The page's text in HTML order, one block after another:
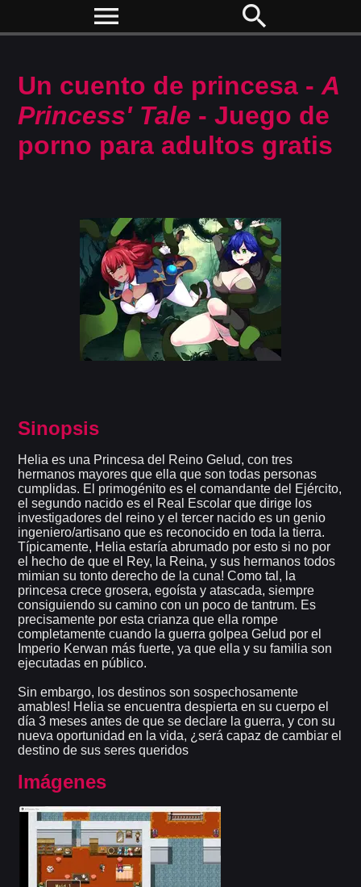
menu search
Un cuento de princesa -A
Princess' Tale - Juego de
porno para adultos gratis
Sinopsis
Helia es una Princesa del Reino Gelud, con tres
hermanos mayores que ella que son todas personas
cumplidas. El primogénito es el comandante del Ejército,
el segundo nacido es el Real Escolar que dirige los
investigadores del reino y el tercer nacido es un genio
ingeniero/artisano que es reconocido en toda la tierra.
Típicamente, Helia estaría abrumado por esto si no por
el hecho de que el Rey, la Reina, y sus hermanos todos
mimian su tonto derecho de la cuna! Como tal, la
princesa crece grosera, egoísta y atascada, siempre
consiguiendo su camino con un poco de tantrum. Es
precisamente por esta crianza que ella rompe
completamente cuando la guerra golpea Gelud por el
Imperio Kerwan más fuerte, ya que ella y su familia son
ejecutadas en público.
Sin embargo, los destinos son sospechosamente
amables! Helia se encuentra despierta en su cuerpo el
día 3 meses antes de que se declare la guerra, y con su
nueva oportunidad en la vida, ¿será capaz de cambiar el
destino de sus seres queridos
Imágenes